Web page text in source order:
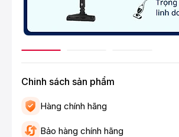
Chinh sách sản phẩm
Hàng chính hãng
Bảo hàng chính hãng